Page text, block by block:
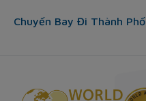
Chuyến Bay Đi Thành Phố